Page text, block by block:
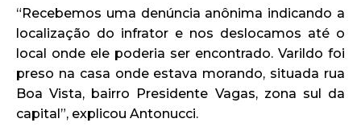
“Recebemos uma denúncia anônima indicando a
localização do infrator e nos deslocamos até o
local onde ele poderia ser encontrado. Varildo foi
preso na casa onde estava morando, situada rua
Boa Vista, bairro Presidente Vagas, zona sul da
capital”, explicou Antonucci.